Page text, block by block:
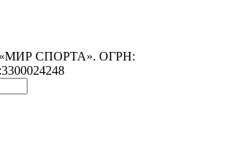
СПОРТА». ОГРН: